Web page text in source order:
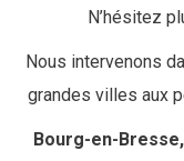
N’hésitez
Nous intervenons
grandes villes aux
Bourg-en-